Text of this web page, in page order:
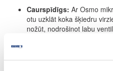
Caurspīdīgs: Ar Osmo
otu uzklāt koka šķiedru
nožūt, nodrošinot labu
stiprāka toņa intensitāte,
Nedaudz tonēts beices